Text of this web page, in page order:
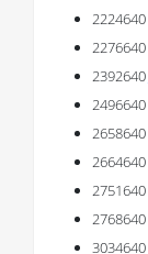
2224640
2276640
2392640
2496640
2658640
2664640
2751640
2768640
3034640